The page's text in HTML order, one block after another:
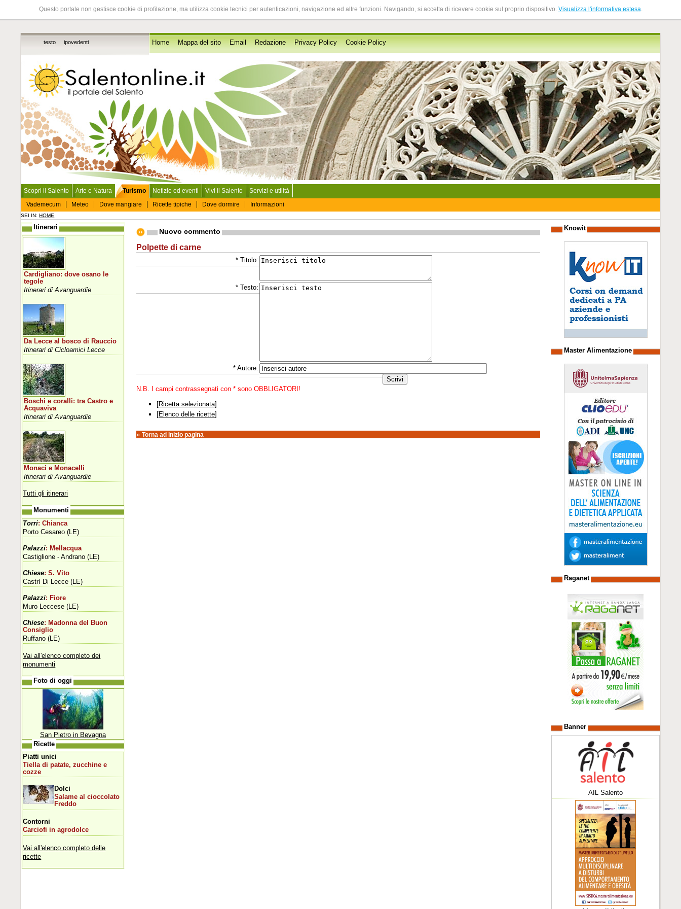
Questo portale non gestisce cookie di profilazione, ma utilizza cookie tecnici per autenticazioni, navigazione ed altre funzioni. Navigando, si accetta di ricevere cookie sul proprio dispositivo. Visualizza l'informativa estesa.
testo ipovedenti Home Mappa del sito Email Redazione Privacy Policy Cookie Policy
Scopri il Salento Arte e Natura
Turismo
Vademecum
Meteo Dove mangiare Ricette tipiche Dove dormire Informazioni
Notizie ed eventi Vivi il Salento Servizi e utilità
SEI IN:HOME
Nuovo commento
Polpette di carne
* Titolo:
* Testo:
* Autore:
N.B. I campi contrassegnati con * sono OBBLIGATORI!
[Ricetta selezionata]
[Elenco delle ricette]
»Torna ad inizio pagina
Itinerari
Cardigliano: dove osano le
tegole
Itinerari di Avanguardie
Da Lecce al bosco di Rauccio
Itinerari di Cicloamici Lecce
Boschi e coralli: tra Castro e
Acquaviva
Itinerari di Avanguardie
Monaci e Monacelli
Itinerari di Avanguardie
Tutti gli itinerari
Monumenti
Torri: Chianca
Porto Cesareo (LE)
Palazzi: Mellacqua
Castiglione - Andrano (LE)
Chiese: S. Vito
Castrì Di Lecce (LE)
Palazzi: Fiore
Muro Leccese (LE)
Chiese: Madonna del Buon
Consiglio
Ruffano (LE)
Vai all'elenco completo dei
monumenti
Foto di oggi
San Pietro in Bevagna
Ricette
Piatti unici
Tiella di patate, zucchine e
cozze
Dolci
Salame al cioccolato
Freddo
Contorni
Carciofi in agrodolce
Vai all'elenco completo delle
ricette
Knowit
Master Alimentazione
Raganet
Banner
AIL Salento